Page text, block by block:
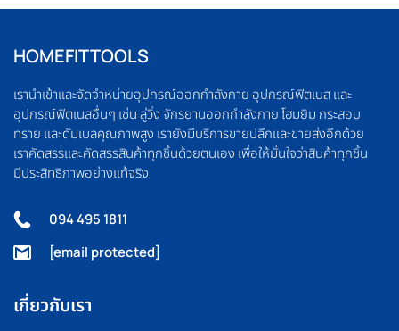
HOMEFITTOOLS
เรานำเข้าและจัดจำหน่ายอุปกรณ์ออกกำลังกาย อุปกรณ์ฟิตเนส และ
อุปกรณ์ฟิตเนสอื่นๆ เช่น ลู่วิ่ง จักรยานออกกำลังกาย โฮมยิม กระสอบ
ทราย และดัมเบลคุณภาพสูง เรายังมีบริการขายปลีกและขายส่งอีกด้วย
เราคัดสรรและคัดสรรสินค้าทุกชิ้นด้วยตนเอง เพื่อให้มั่นใจว่าสินค้าทุกชิ้น
มีประสิทธิภาพอย่างแท้จริง
094 495 1811
[email protected]
เกี่ยวกับเรา